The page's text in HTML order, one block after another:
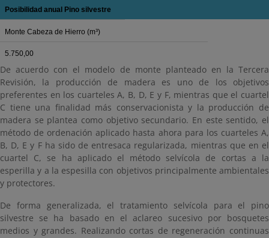
Posibilidad anual Pino silvestre
Monte Cabeza de Hierro (m³)
5.750,00
De acuerdo con el modelo de monte planteado en la Tercera
Revisión, la producción de madera es uno de los objetivos
preferentes en los cuarteles A, B, D, E y F, mientras que el cuartel
C tiene una finalidad más conservacionista y la producción de
madera se plantea como objetivo secundario. En este sentido, el
método de ordenación aplicado hasta ahora para los cuarteles A,
B, D, E y F ha sido de entresaca regularizada, mientras que en el
cuartel C, se ha aplicado el método selvícola de cortas a la
esperilla y a la espesilla con objetivos principalmente ambientales
y protectores.
De forma generalizada, el tratamiento selvícola para el pino
silvestre se ha basado en el aclareo sucesivo por bosquetes
medios y grandes. Realizando cortas de regeneración continuas